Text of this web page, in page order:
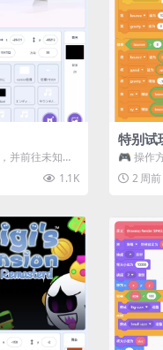
并前往未知领
1.1K
特别
🎮 操作
漂移 方案
2 周前